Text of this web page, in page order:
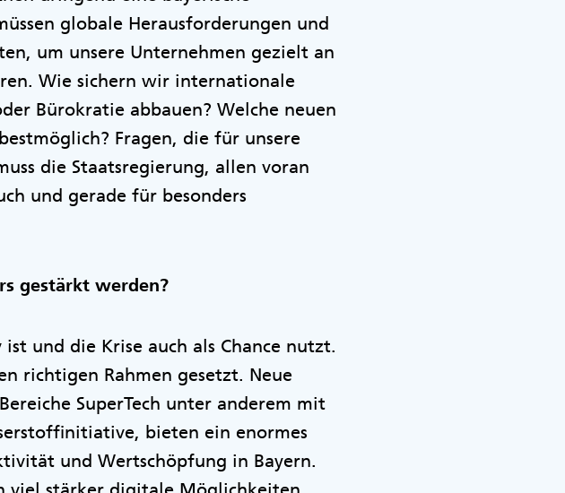
globale Herausforderungen und
um unsere Unternehmen gezielt an
Wie sichern wir internationale
Bürokratie abbauen? Welche neuen
Fragen, die für unsere
die Staatsregierung, allen voran
und gerade für besonders
gestärkt werden?
und die Krise auch als Chance nutzt.
richtigen Rahmen gesetzt. Neue
SuperTech unter anderem mit
bieten ein enormes
und Wertschöpfung in Bayern.